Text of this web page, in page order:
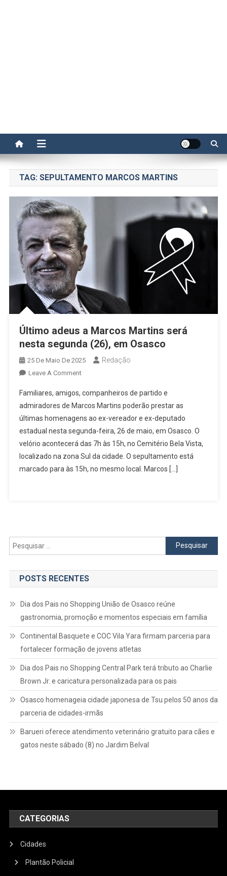
TAG: SEPULTAMENTO MARCOS MARTINS
Último adeus a Marcos Martins será
nesta segunda (26), em Osasco
25 De Maio De 2025 Redação
Leave A CommentOn
Adeus
A
Marcos
Martins
Será
Nesta
Segunda
Familiares, amigos, companheiros de partido e
admiradores de Marcos Martins poderão prestar as
últimas homenagens ao ex-vereador e ex-deputado
estadual nesta segunda-feira, 26 de maio, em Osasco. O
velório acontecerá das 7h às 15h, no Cemitério Bela Vista,
localizado na zona Sul da cidade. O sepultamento está
marcado para às 15h, no mesmo local. Marcos […]
Pesquisar
por:
POSTS RECENTES
Dia dos Pais no Shopping União de Osasco reúne
gastronomia, promoção e momentos especiais em família
Continental Basquete e COC Vila Yara firmam parceria para
fortalecer formação de jovens atletas
Dia dos Pais no Shopping Central Park terá tributo ao Charlie
Brown Jr. e caricatura personalizada para os pais
Osasco homenageia cidade japonesa de Tsu pelos 50 anos da
parceria de cidades-irmãs
Barueri oferece atendimento veterinário gratuito para cães e
gatos neste sábado (8) no Jardim Belval
CATEGORIAS
Cidades
Plantão Policial